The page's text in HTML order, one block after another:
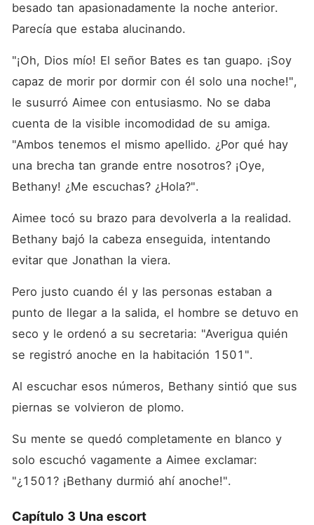
besado tan apasionadamente la noche anterior.
Parecía que estaba alucinando.
"¡Oh, Dios mío! El señor Bates es tan guapo. ¡Soy
capaz de morir por dormir con él solo una noche!",
le susurró Aimee con entusiasmo. No se daba
cuenta de la visible incomodidad de su amiga.
"Ambos tenemos el mismo apellido. ¿Por qué hay
una brecha tan grande entre nosotros? ¡Oye,
Bethany! ¿Me escuchas? ¿Hola?".
Aimee tocó su brazo para devolverla a la realidad.
Bethany bajó la cabeza enseguida, intentando
evitar que Jonathan la viera.
Pero justo cuando él y las personas estaban a
punto de llegar a la salida, el hombre se detuvo en
seco y le ordenó a su secretaria: "Averigua quién
se registró anoche en la habitación 1501".
Al escuchar esos números, Bethany sintió que sus
piernas se volvieron de plomo.
Su mente se quedó completamente en blanco y
solo escuchó vagamente a Aimee exclamar:
"¿1501? ¡Bethany durmió ahí anoche!".
Capítulo 3 Una escort